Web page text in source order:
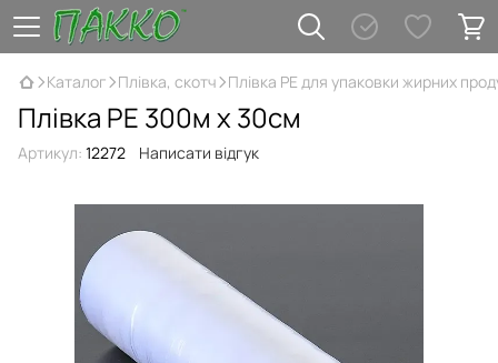
Каталог Плівка, скотч Плівка РЕ для упаковки жирних
Плівка PE 300м х 30см
Артикул: 12272 Написати відгук